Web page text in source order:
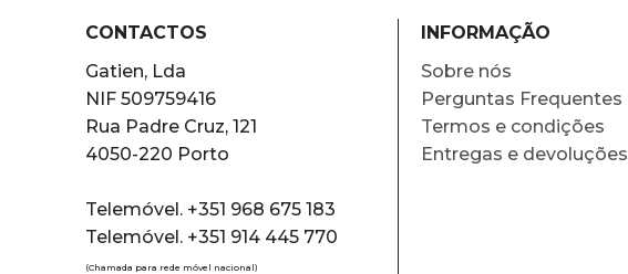
CONTACTOS
Gatien, Lda
NIF 509759416
Rua Padre Cruz, 121
4050-220 Porto
Telemóvel. +351 968 675 183
Telemóvel. +351 914 445 770
(Chamada para rede móvel nacional)
INFORMAÇÃO
Sobre nós
Perguntas Frequentes
Termos e condições
Entregas e devoluções